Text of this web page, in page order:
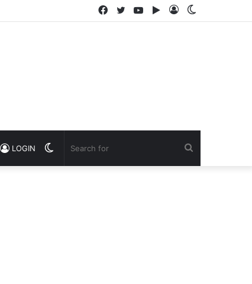
Log
Google
YouTube
Twitter
Facebook
Switch
LOGIN